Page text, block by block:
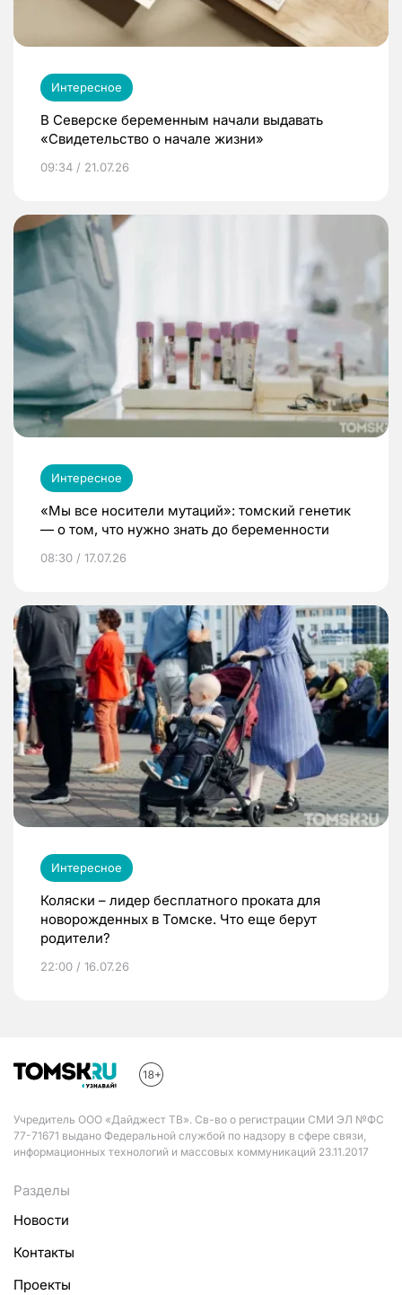
Интересное
В Северске беременным начали выдавать
«Свидетельство о начале жизни»
09:34 / 21.07.26
Интересное
«Мы все носители мутаций»: томский генетик
— о том, что нужно знать до беременности
08:30 / 17.07.26
Интересное
Коляски – лидер бесплатного проката для
новорожденных в Томске. Что еще берут
родители?
22:00 / 16.07.26
Учредитель ООО «Дайджест ТВ». Св-во о регистрации СМИ ЭЛ №ФС
77-71671 выдано Федеральной службой по надзору в сфере связи,
информационных технологий и массовых коммуникаций 23.11.2017
Разделы
Новости
Контакты
Проекты